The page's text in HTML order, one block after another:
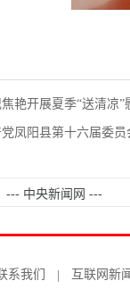
艳开展夏季“送清凉”
凤阳县第十六届委
系我们 互联网新